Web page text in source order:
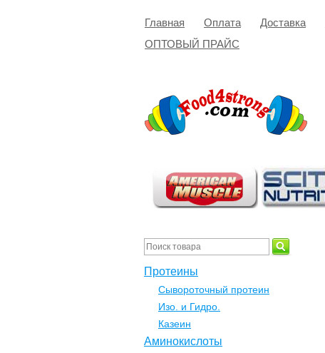
Главная Оплата Доставка
ОПТОВЫЙ ПРАЙС
Протеины
Сывороточный протеин
Изо. и Гидро.
Казеин
Аминокислоты